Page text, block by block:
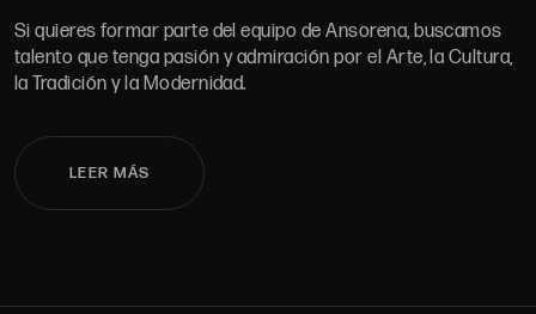
Si quieres formar parte del equipo de Ansorena, buscamos
talento que tenga pasión y admiración por el Arte, la Cultura,
la Tradición y la Modernidad.
LEER MÁS